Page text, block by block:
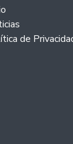
2
de